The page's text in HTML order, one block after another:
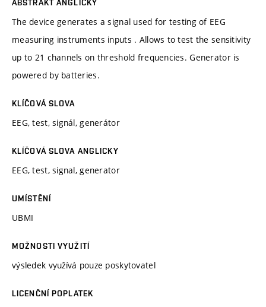
ABSTRAKT ANGLICKY
The device generates a signal used for testing of EEG
measuring instruments inputs . Allows to test the sensitivity
up to 21 channels on threshold frequencies. Generator is
powered by batteries.
KLÍČOVÁ SLOVA
EEG, test, signál, generátor
KLÍČOVÁ SLOVA ANGLICKY
EEG, test, signal, generator
UMÍSTĚNÍ
UBMI
MOŽNOSTI VYUŽITÍ
výsledek využívá pouze poskytovatel
LICENČNÍ POPLATEK